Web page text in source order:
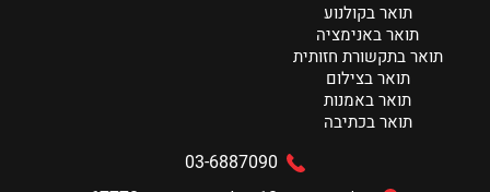
תואר בקולנוע
תואר באנימציה
תואר בתקשורת חזותית
תואר בצילום
תואר באמנות
תואר בכתיבה
03-6887090